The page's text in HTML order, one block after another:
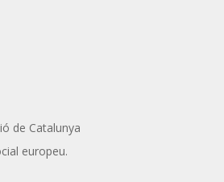
de Catalunya
europeu.